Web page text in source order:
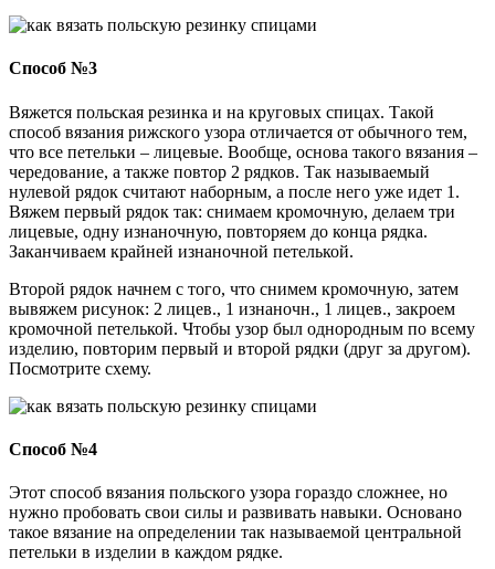
Способ №3
Вяжется польская резинка и на круговых спицах. Такой
способ вязания рижского узора отличается от обычного тем,
что все петельки – лицевые. Вообще, основа такого вязания –
чередование, а также повтор 2 рядков. Так называемый
нулевой рядок считают наборным, а после него уже идет 1.
Вяжем первый рядок так: снимаем кромочную, делаем три
лицевые, одну изнаночную, повторяем до конца рядка.
Заканчиваем крайней изнаночной петелькой.
Второй рядок начнем с того, что снимем кромочную, затем
вывяжем рисунок: 2 лицев., 1 изнаночн., 1 лицев., закроем
кромочной петелькой. Чтобы узор был однородным по всему
изделию, повторим первый и второй рядки (друг за другом).
Посмотрите схему.
Способ №4
Этот способ вязания польского узора гораздо сложнее, но
нужно пробовать свои силы и развивать навыки. Основано
такое вязание на определении так называемой центральной
петельки в изделии в каждом рядке.